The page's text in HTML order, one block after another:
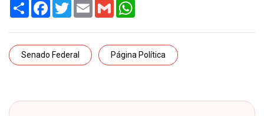
Share Facebook
TwitterEmail Gmail
Senado Federal Página Política